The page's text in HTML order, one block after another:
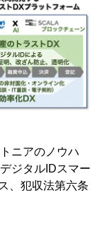
ニアのノウハ
ジタルIDスマー
、犯収法第六条